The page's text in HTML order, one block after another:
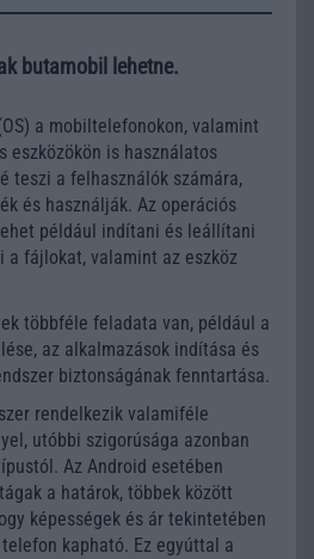
butamobil lehetne.
a mobiltelefonokon, valamint
eszközökön is használatos
teszi a felhasználók számára,
és használják. Az operációs
például indítani és leállítani
a fájlokat, valamint az eszköz
többféle feladata van, például a
az alkalmazások indítása és
biztonságának fenntartása.
rendelkezik valamiféle
utóbbi szigorúsága azonban
Az Android esetében
a határok, többek között
képességek és ár tekintetében
kapható. Ez egyúttal a